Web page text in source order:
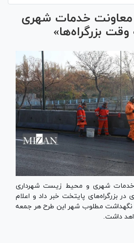
معاونت خدمات شهری
بزرگراه‌ها»
خدمات شهری و محیط زیست شهرداری
در بزرگراه‌های پایتخت خبر داد و اعلام
نگهداشت مطلوب شهر این طرح هر جمعه
داشت.